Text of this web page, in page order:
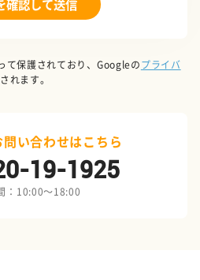
て保護されており、Googleのプライバ
れます。
い合わせはこちら
19-1925
：10:00～18:00